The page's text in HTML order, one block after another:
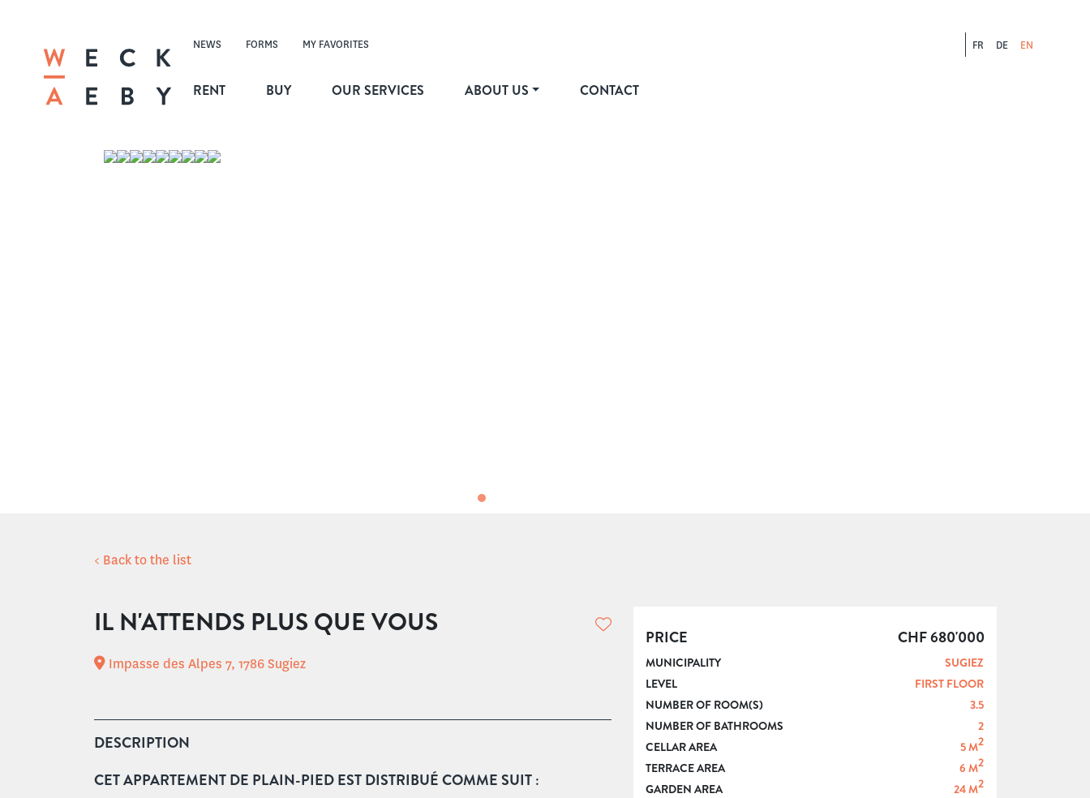
NEWS FORMS MY FAVORITES FR DE EN
RENT BUY OUR SERVICES ABOUT US CONTACT
< Back to the list
IL N'ATTENDS PLUS QUE VOUS
Impasse des Alpes 7, 1786 Sugiez
DESCRIPTION
CET APPARTEMENT DE PLAIN-PIED EST DISTRIBUÉ COMME SUIT :
PRICE CHF 680'000
MUNICIPALITY
SUGIEZ
LEVEL
FIRST FLOOR
NUMBER OF ROOM(S)
3.5
NUMBER OF BATHROOMS
2
CELLAR AREA
5 M2
TERRACE AREA
6 M2
GARDEN AREA
24 M2